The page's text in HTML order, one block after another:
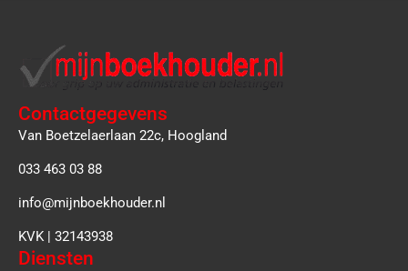
Contactgegevens
Van Boetzelaerlaan 22c, Hoogland
033 463 03 88
info@mijnboekhouder.nl
KVK | 32143938
Diensten